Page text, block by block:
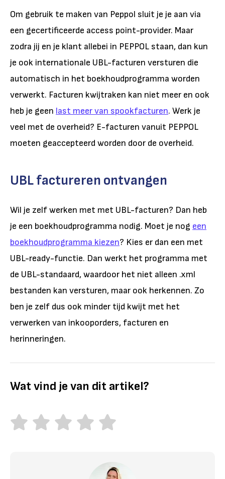
Om gebruik te maken van Peppol sluit je je aan via
een gecertificeerde access point-provider. Maar
zodra jij en je klant allebei in PEPPOL staan, dan kun
je ook internationale UBL-facturen versturen die
automatisch in het boekhoudprogramma worden
verwerkt. Facturen kwijtraken kan niet meer en ook
heb je geen last meer van spookfacturen. Werk je
veel met de overheid? E-facturen vanuit PEPPOL
moeten geaccepteerd worden door de overheid.
UBL factureren ontvangen
Wil je zelf werken met met UBL-facturen? Dan heb
je een boekhoudprogramma nodig. Moet je nog een
boekhoudprogramma kiezen? Kies er dan een met
UBL-ready-functie. Dan werkt het programma met
de UBL-standaard, waardoor het niet alleen .xml
bestanden kan versturen, maar ook herkennen. Zo
ben je zelf dus ook minder tijd kwijt met het
verwerken van inkooporders, facturen en
herinneringen.
Wat vind je van dit artikel?